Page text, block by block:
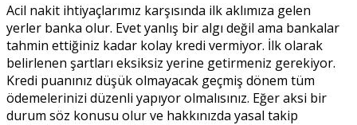
Acil nakit ihtiyaçlarımız karşısında ilk aklımıza gelen
yerler banka olur. Evet yanlış bir algı değil ama bankalar
tahmin ettiğiniz kadar kolay kredi vermiyor. İlk olarak
belirlenen şartları eksiksiz yerine getirmeniz gerekiyor.
Kredi puanınız düşük olmayacak geçmiş dönem tüm
ödemelerinizi düzenli yapıyor olmalısınız. Eğer aksi bir
durum söz konusu olur ve hakkınızda yasal takip